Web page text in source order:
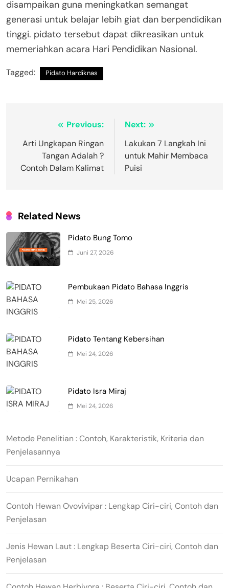
disampaikan guna meningkatkan semangat
generasi untuk belajar lebih giat dan berpendidikan
tinggi. pidato tersebut dapat dikreasikan untuk
memeriahkan acara Hari Pendidikan Nasional.
Tagged: Pidato Hardiknas
Navigasi
pos
Previous:
Arti Ungkapan Ringan
Tangan Adalah ?
Contoh Dalam Kalimat
Next:
Lakukan 7 Langkah Ini
untuk Mahir Membaca
Puisi
Related News
Pidato Bung Tomo
Juni 27, 2026
Pembukaan Pidato Bahasa Inggris
Mei 25, 2026
Pidato Tentang Kebersihan
Mei 24, 2026
Pidato Isra Miraj
Mei 24, 2026
Metode Penelitian : Contoh, Karakteristik, Kriteria dan
Penjelasannya
Ucapan Pernikahan
Contoh Hewan Ovovivipar : Lengkap Ciri-ciri, Contoh dan
Penjelasan
Jenis Hewan Laut : Lengkap Beserta Ciri-ciri, Contoh dan
Penjelasan